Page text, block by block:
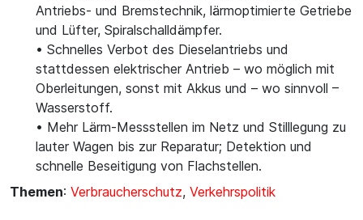
Antriebs- und Bremstechnik, lärmoptimierte Getriebe
und Lüfter, Spiralschalldämpfer.
• Schnelles Verbot des Dieselantriebs und
stattdessen elektrischer Antrieb – wo möglich mit
Oberleitungen, sonst mit Akkus und – wo sinnvoll –
Wasserstoff.
• Mehr Lärm-Messstellen im Netz und Stilllegung zu
lauter Wagen bis zur Reparatur; Detektion und
schnelle Beseitigung von Flachstellen.
Themen: Verbraucherschutz, Verkehrspolitik